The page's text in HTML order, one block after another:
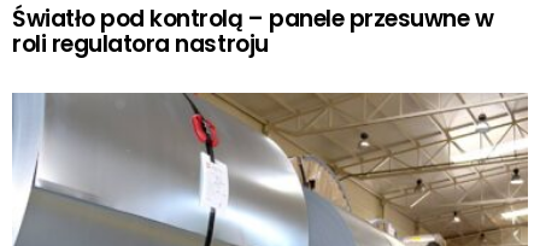
Światło pod kontrolą – panele przesuwne w
roli regulatora nastroju